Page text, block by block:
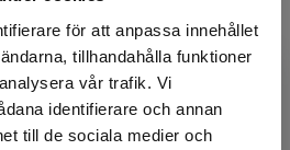
för att anpassa innehållet
tillhandahålla funktioner
vår trafik. Vi
identifierare och annan
till de sociala medier och
fraktregion
hälsa. Ann-Christin har